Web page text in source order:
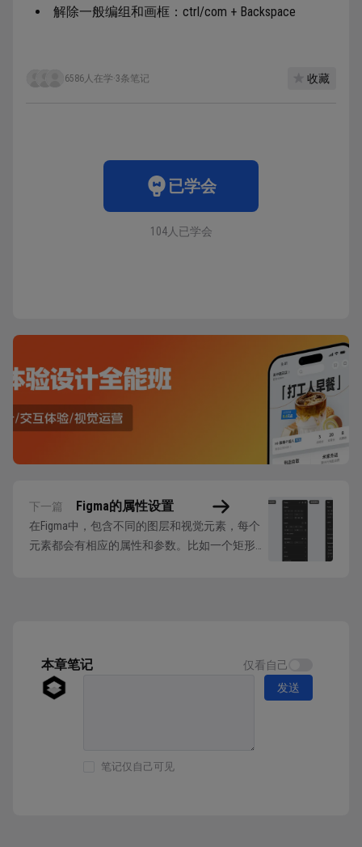
解除一般编组和画框：ctrl/com + Backspace
6586人在学·3条笔记 收藏
已学会
104人已学会
下一篇 Figma的属性设置
在Figma中，包含不同的图层和视觉元素，每个
元素都会有相应的属性和参数。比如一个矩形，
常...本章笔记 仅看自己
笔记仅自己可见
发送